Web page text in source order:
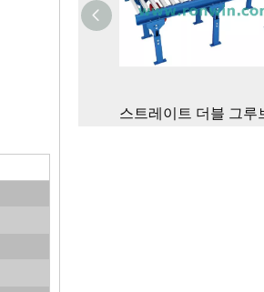
스트레이트 더블 그루브 라운드 벨트 구동 롤러 컨베이어